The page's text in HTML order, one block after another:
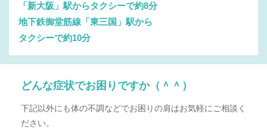
「新大阪」駅からタクシーで約8分
地下鉄御堂筋線「東三国」駅から
タクシーで約10分
どんな症状でお困りですか（＾＾）
下記以外にも体の不調などでお困りの肩はお気軽にご相談く
ださい。